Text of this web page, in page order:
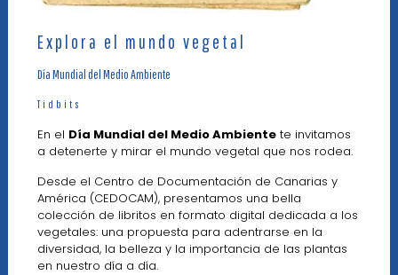
Explora el mundo vegetal
Día Mundial del Medio Ambiente
Tidbits
En el Día Mundial del Medio Ambientete invitamos
a detenerte y mirar el mundo vegetal que nos rodea.
Desde el Centro de Documentación de Canarias y
América (CEDOCAM), presentamos una bella
colección de libritos en formato digital dedicada a los
vegetales: una propuesta para adentrarse en la
diversidad, la belleza y la importancia de las plantas
en nuestro día a día.